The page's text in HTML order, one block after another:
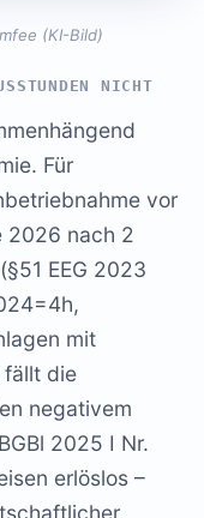
(KI-Bild)
NICHT
Für
vor
2026 nach 2
EEG 2023
mit
die
negativem
2025 I Nr.
erlöslos –